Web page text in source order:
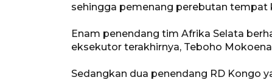
sehingga pemenang perebutan
Enam penendang tim Afrika Selata
eksekutor terakhirnya, Teboho
Sedangkan dua penendang RD Kongo